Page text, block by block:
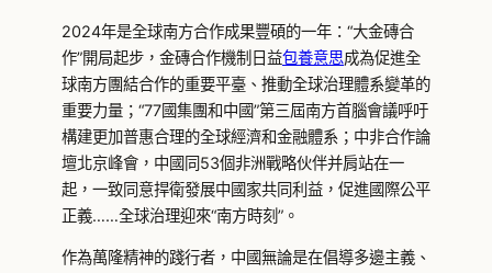
2024年是全球南方合作成果豐碩的一年：“大金磚合
作”開局起步，金磚合作機制日益包養意思成為促進全
球南方團結合作的重要平臺、推動全球治理體系變革的
重要力量；“77國集團和中國”第三屆南方首腦會議呼吁
構建更加普惠合理的全球經濟和金融體系；中非合作論
壇北京峰會，中國同53個非洲戰略伙伴并肩站在一
起，一致同意捍衛發展中國家共同利益，促進國際公平
正義……全球治理迎來“南方時刻”。
作為萬隆精神的踐行者，中國無論是在倡導多邊主義、